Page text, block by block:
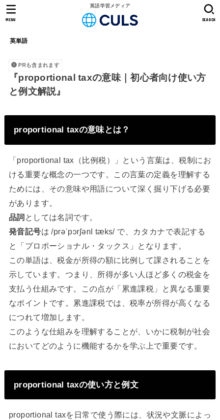
英語学習メディア
英単語
SEARCH
MENU
PRも含まれます
『proportional taxの意味｜初心者向け使い方
と例文解説』
proportional taxの意味とは？
「proportional tax（比例税）」という言葉は、税制にお
ける重要な概念の一つです。この言葉の定義を理解する
ためには、その意味や用語について深く掘り下げる必要
があります。
品詞 としては名詞です。
発音記号は /prəˈpɔrʃənl tæks/ で、カタカナで表記する
と「プロポーショナル・タックス」となります。
この単語は、税金が所得の額に比例して課されることを
示しています。つまり、所得が多い人ほど多くの税金を
支払う仕組みです。この点が「累進課税」と異なる重要
なポイントです。累進課税では、税率が所得が高くなる
につれて増加します。
このような仕組みを理解することが、いかに税制が社会
においてどのように機能するかを学ぶ上で重要です。
proportional taxの使い方と例文
proportional taxを日常で使う際には、状況や文脈によっ